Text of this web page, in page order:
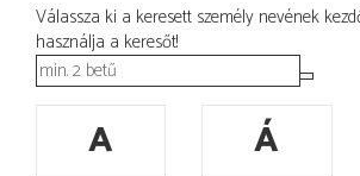
Válassza ki a keresett személy nevének
használja a keresőt!
A Á